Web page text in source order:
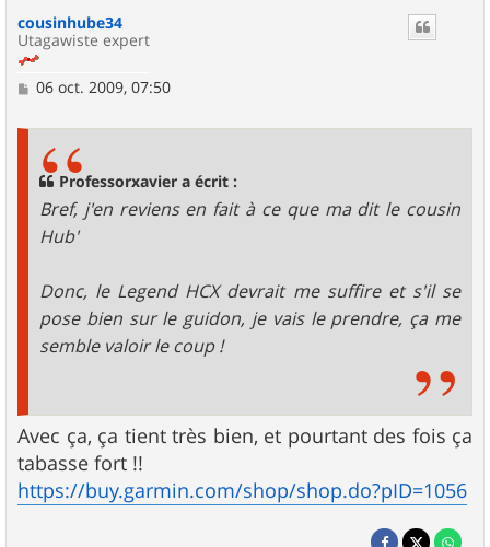
cousinhube34
Utagawiste expert
M
06 oct. 2009, 07:50
Professorxavier a écrit :
Bref, j'en reviens en fait à ce que ma dit le cousin
Hub'
Donc, le Legend HCX devrait me suffire et s'il se
pose bien sur le guidon, je vais le prendre, ça me
semble valoir le coup !
Avec ça, ça tient très bien, et pourtant des fois ça
tabasse fort !!
https://buy.garmin.com/shop/shop.do?pID=1056